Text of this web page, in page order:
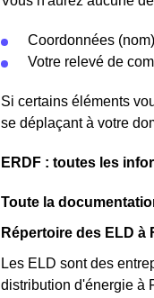
Coordonnées
Votre relevé de
Si certains éléments
se déplaçant à votre
ERDF : toutes les
Toute la
Répertoire des ELD à
Les ELD sont des
distribution d'énergie à